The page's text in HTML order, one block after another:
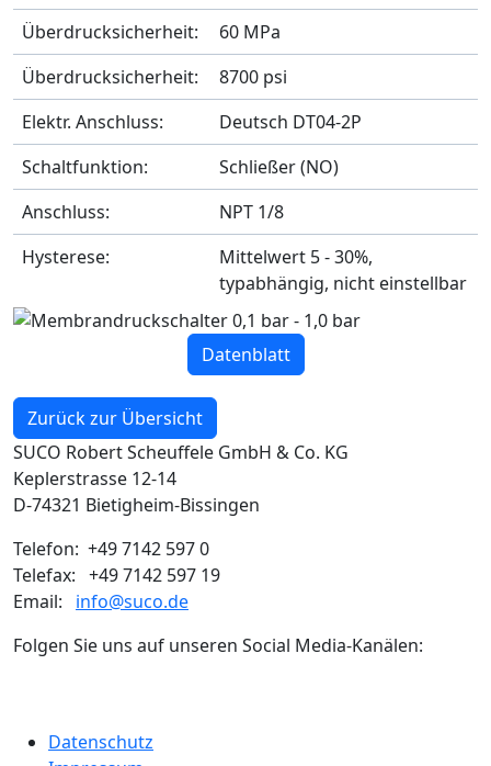
Überdrucksicherheit:
60 MPa
Überdrucksicherheit:
8700 psi
Elektr. Anschluss:
Deutsch DT04-2P
Schaltfunktion:
Schließer (NO)
Anschluss:
NPT 1/8
Hysterese:
Mittelwert 5 - 30%,
typabhängig, nicht einstellbar
Datenblatt
Zurück zur Übersicht
SUCO Robert Scheuffele GmbH & Co. KG
Keplerstrasse 12-14
D-74321 Bietigheim-Bissingen
Telefon: +49 7142 597 0
Telefax: +49 7142 597 19
Email: info@suco.de
Folgen Sie uns auf unseren Social Media-Kanälen:
Datenschutz